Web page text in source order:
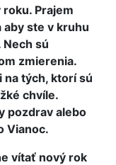
Prajem
aby ste v kruhu
sú
zmierenia.
na tých, ktorí sú
chvíle.
pozdrav alebo
Vianoc.
vítať nový rok